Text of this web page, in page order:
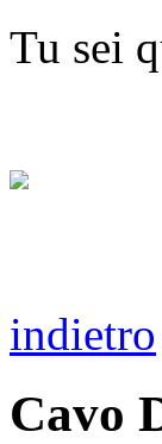
Tu sei
indietro
Cavo